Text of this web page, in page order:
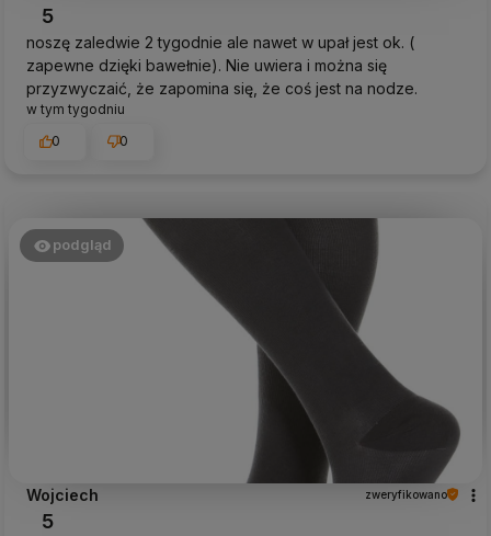
5
noszę zaledwie 2 tygodnie ale nawet w upał jest ok. (
zapewne dzięki bawełnie). Nie uwiera i można się
przyzwyczaić, że zapomina się, że coś jest na nodze.
w tym tygodniu
0
0
podgląd
Wojciech zweryfikowano
5